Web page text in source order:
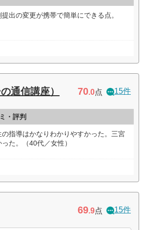
出の変更が携帯で簡単にできる点。
通信講座） 70.0点 15件
・評判
指導はかなりわかりやすかった。三宮
た。（40代／女性）
69.9点 15件